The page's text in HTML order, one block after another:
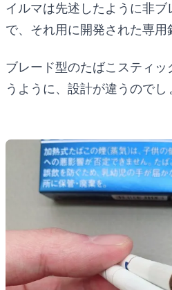
イルマは先述したように非
で、それ用に開発された専用
ブレード型のたばこスティ
うように、設計が違うのでし